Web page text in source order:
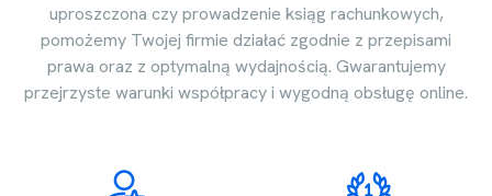
uproszczona czy prowadzenie ksiąg rachunkowych,
pomożemy Twojej firmie działać zgodnie z przepisami
prawa oraz z optymalną wydajnością. Gwarantujemy
przejrzyste warunki współpracy i wygodną obsługę online.